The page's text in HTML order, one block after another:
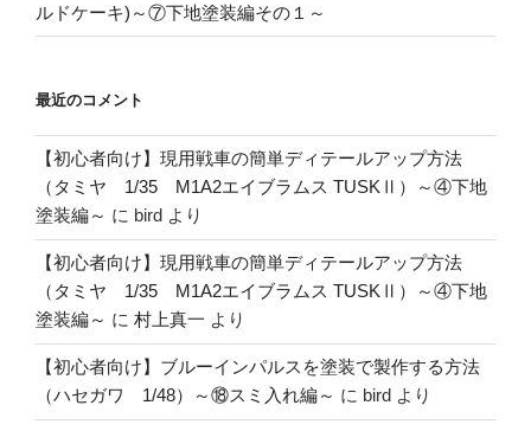
ルドケーキ)～⑦下地塗装編その１～
最近のコメント
【初心者向け】現用戦車の簡単ディテールアップ方法
（タミヤ 1/35 M1A2エイブラムス TUSKⅡ）～④下地
塗装編～ に bird より
【初心者向け】現用戦車の簡単ディテールアップ方法
（タミヤ 1/35 M1A2エイブラムス TUSKⅡ）～④下地
塗装編～ に 村上真一 より
【初心者向け】ブルーインパルスを塗装で製作する方法
（ハセガワ 1/48）～⑱スミ入れ編～ に bird より